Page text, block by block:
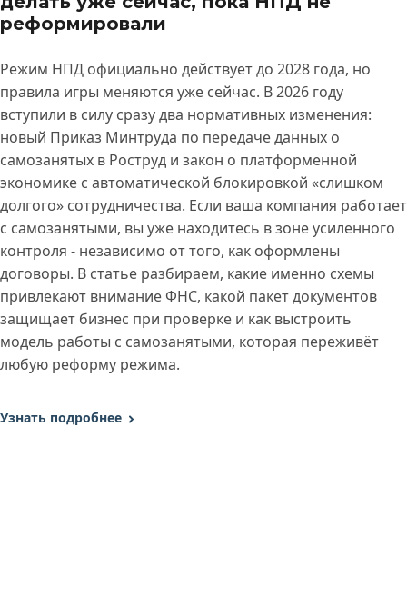
реформировали
Режим НПД официально действует до 2028 года, но
правила игры меняются уже сейчас. В 2026 году
вступили в силу сразу два нормативных изменения:
новый Приказ Минтруда по передаче данных о
самозанятых в Роструд и закон о платформенной
экономике с автоматической блокировкой «слишком
долгого» сотрудничества. Если ваша компания работает
с самозанятыми, вы уже находитесь в зоне усиленного
контроля - независимо от того, как оформлены
договоры. В статье разбираем, какие именно схемы
привлекают внимание ФНС, какой пакет документов
защищает бизнес при проверке и как выстроить
модель работы с самозанятыми, которая переживёт
любую реформу режима.
Узнать подробнее